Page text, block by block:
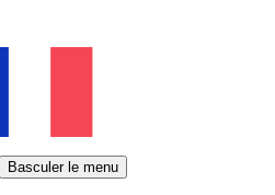
Basculer le menu